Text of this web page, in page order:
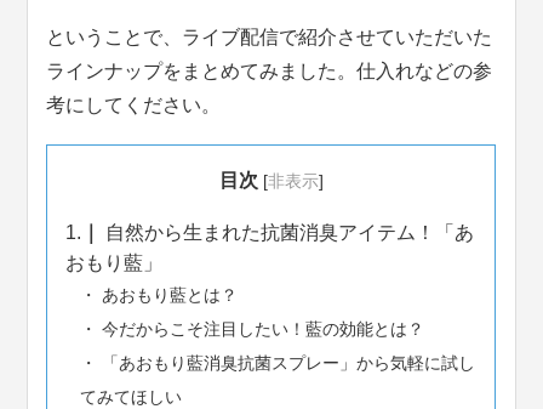
ということで、ライブ配信で紹介させていただいた
ラインナップをまとめてみました。仕入れなどの参
考にしてください。
目次 [非表示]
1.
自然から生まれた抗菌消臭アイテム！「あ
おもり藍」
あおもり藍とは？
今だからこそ注目したい！藍の効能とは？
「あおもり藍消臭抗菌スプレー」から気軽に試し
てみてほしい